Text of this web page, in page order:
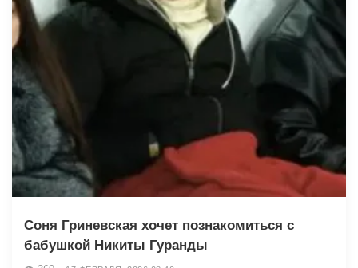
Соня Гриневская хочет познакомиться с
бабушкой Никиты Гуранды